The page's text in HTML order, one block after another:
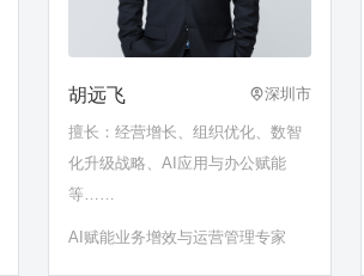
胡远飞 深圳市
擅长：经营增长、组织优化、数智
化升级战略、AI应用与办公赋能
等……
AI赋能业务增效与运营管理专家